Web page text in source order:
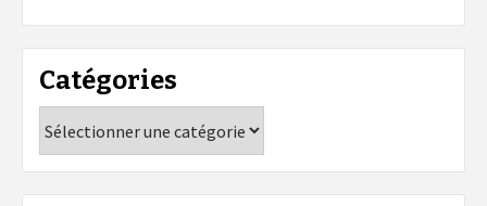
Catégories